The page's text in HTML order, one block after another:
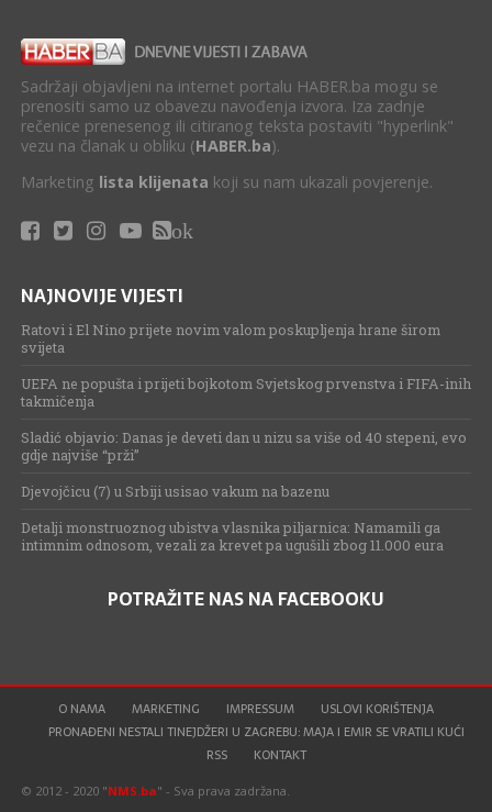
Sadržaji objavljeni na internet portalu HABER.ba mogu se
prenositi samo uz obavezu navođenja izvora. Iza zadnje
rečenice prenesenog ili citiranog teksta postaviti "hyperlink"
vezu na članak u obliku (HABER.ba).
Marketing lista klijenata koji su nam ukazali povjerenje.
ok
NAJNOVIJE VIJESTI
Ratovi i El Nino prijete novim valom poskupljenja hrane širom
svijeta
UEFA ne popušta i prijeti bojkotom Svjetskog prvenstva i FIFA-inih
takmičenja
Sladić objavio: Danas je deveti dan u nizu sa više od 40 stepeni, evo
gdje najviše “prži”
Djevojčicu (7) u Srbiji usisao vakum na bazenu
Detalji monstruoznog ubistva vlasnika piljarnica: Namamili ga
intimnim odnosom, vezali za krevet pa ugušili zbog 11.000 eura
POTRAŽITE NAS NA FACEBOOKU
O NAMA MARKETING IMPRESSUM
USLOVI KORIŠTENJA
PRONAĐENI NESTALI TINEJDŽERI U ZAGREBU: MAJA I EMIR SE VRATILI KUĆI
RSS
KONTAKT
© 2012 - 2020 "NMS.ba" - Sva prava zadržana.